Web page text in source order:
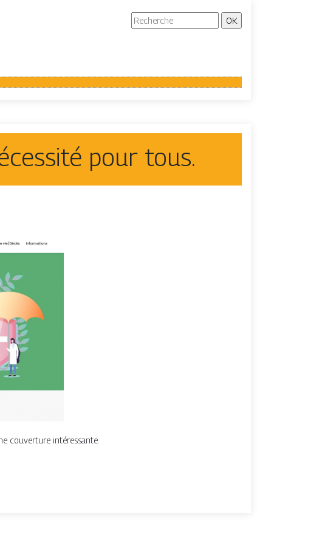
pour tous.
couverture intéressante.